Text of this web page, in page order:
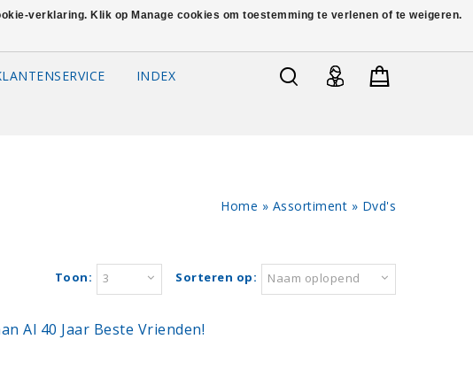
INDEX
Home » Assortiment » Dvd's
Sorteren op: Naam oplopend
Toon: 3
Al 40 Jaar Beste Vrienden!
verklaring. Klik op Manage cookies om toestemming te verlenen of te weigeren.